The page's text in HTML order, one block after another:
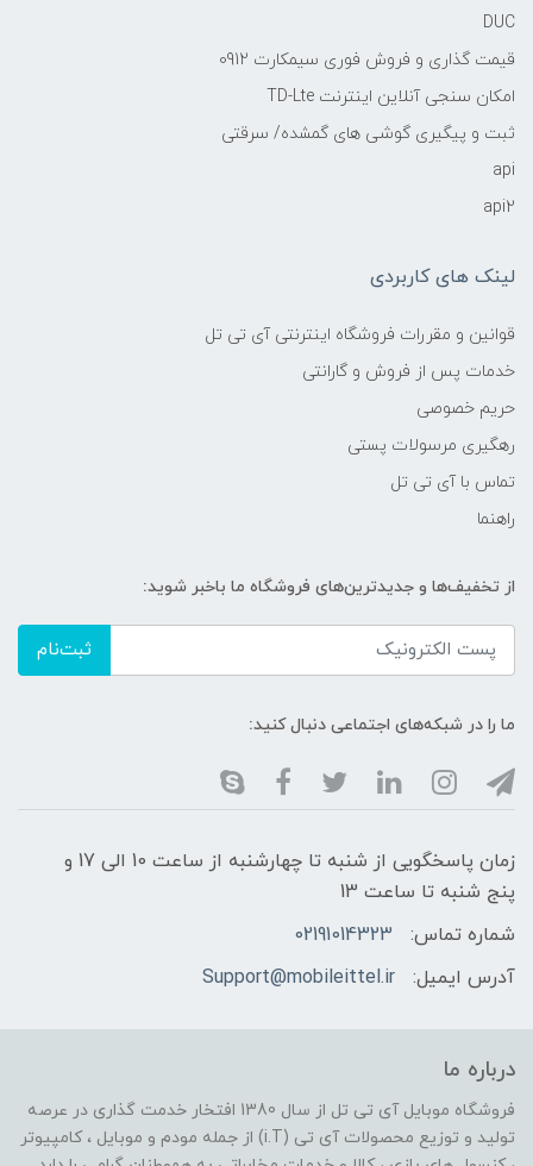
DUC
قیمت گذاری و فروش فوری سیمکارت 0912
امکان سنجی آنلاین اینترنت TD-Lte
ثبت و پیگیری گوشی های گمشده/ سرقتی
api
api2
لینک های کاربردی
قوانین و مقررات فروشگاه اینترنتی آی تی تل
خدمات پس از فروش و گارانتی
حریم خصوصی
رهگیری مرسولات پستی
تماس با آی تی تل
راهنما
از تخفیف‌ها و جدیدترین‌های فروشگاه ما باخبر شوید:
ثبت‌نام
ما را در شبکه‌های اجتماعی دنبال کنید:
زمان پاسخگویی از شنبه تا چهارشنبه از ساعت 10 الی 17 و
پنج شنبه تا ساعت 13
شماره تماس:
02191014323
آدرس ایمیل:
Support@mobileittel.ir
درباره ما
فروشگاه موبایل آی تی تل از سال 1380 افتخار خدمت گذاری در عرصه
تولید و توزیع محصولات آی تی (i.T) از جمله مودم و موبایل ، کامپیوتر